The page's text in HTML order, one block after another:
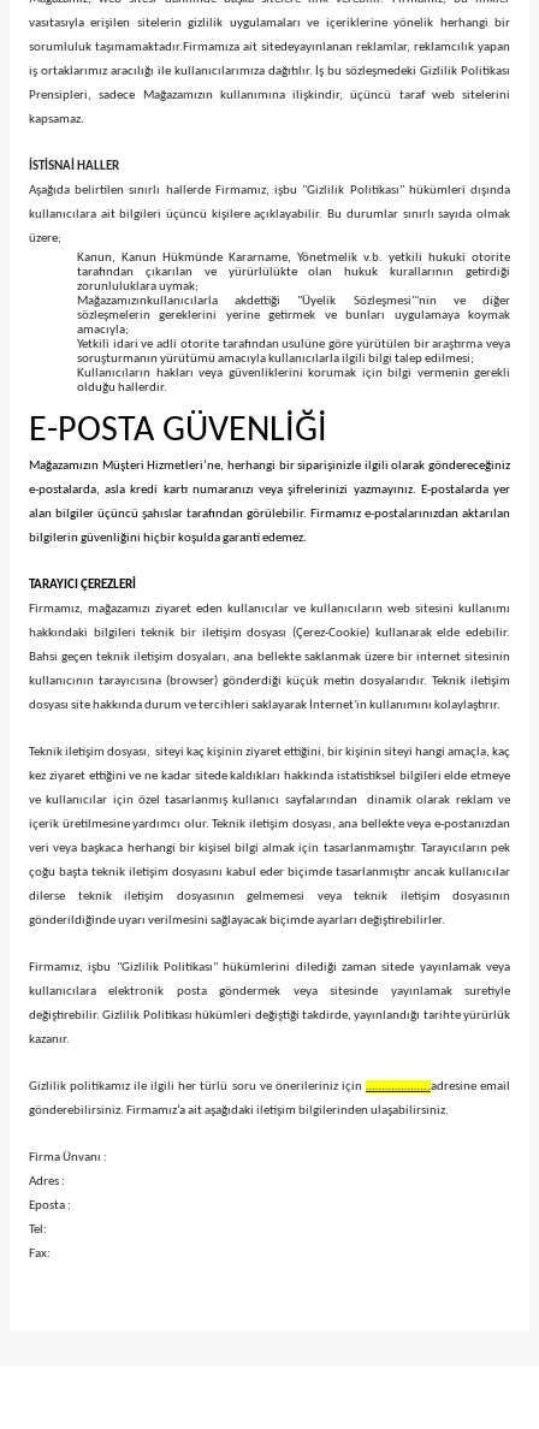
vasıtasıyla erişilen sitelerin gizlilik uygulamaları ve içeriklerine yönelik herhangi bir
sorumluluk taşımamaktadır.Firmamıza ait sitedeyayınlanan reklamlar, reklamcılık yapan
iş ortaklarımız aracılığı ile kullanıcılarımıza dağıtılır. İş bu sözleşmedeki Gizlilik Politikası
Prensipleri, sadece Mağazamızın kullanımına ilişkindir, üçüncü taraf web sitelerini
kapsamaz.
İSTİSNAİ HALLER
Aşağıda belirtilen sınırlı hallerde Firmamız, işbu "Gizlilik Politikası" hükümleri dışında
kullanıcılara ait bilgileri üçüncü kişilere açıklayabilir. Bu durumlar sınırlı sayıda olmak
üzere;
Kanun, Kanun Hükmünde Kararname, Yönetmelik v.b. yetkili hukuki otorite
tarafından çıkarılan ve yürürlülükte olan hukuk kurallarının getirdiği
zorunluluklara uymak;
Mağazamızınkullanıcılarla akdettiği "Üyelik Sözleşmesi"'nin ve diğer
sözleşmelerin gereklerini yerine getirmek ve bunları uygulamaya koymak
amacıyla;
Yetkili idari ve adli otorite tarafından usulüne göre yürütülen bir araştırma veya
soruşturmanın yürütümü amacıyla kullanıcılarla ilgili bilgi talep edilmesi;
Kullanıcıların hakları veya güvenliklerini korumak için bilgi vermenin gerekli
olduğu hallerdir.
E-POSTA GÜVENLİĞİ
Mağazamızın Müşteri Hizmetleri’ne, herhangi bir siparişinizle ilgili olarak göndereceğiniz
e-postalarda, asla kredi kartı numaranızı veya şifrelerinizi yazmayınız. E-postalarda yer
alan bilgiler üçüncü şahıslar tarafından görülebilir. Firmamız e-postalarınızdan aktarılan
bilgilerin güvenliğini hiçbir koşulda garanti edemez.
TARAYICI ÇEREZLERİ
Firmamız, mağazamızı ziyaret eden kullanıcılar ve kullanıcıların web sitesini kullanımı
hakkındaki bilgileri teknik bir iletişim dosyası (Çerez-Cookie) kullanarak elde edebilir.
Bahsi geçen teknik iletişim dosyaları, ana bellekte saklanmak üzere bir internet sitesinin
kullanıcının tarayıcısına (browser) gönderdiği küçük metin dosyalarıdır. Teknik iletişim
dosyası site hakkında durum ve tercihleri saklayarak İnternet'in kullanımını kolaylaştırır.
Teknik iletişim dosyası, siteyi kaç kişinin ziyaret ettiğini, bir kişinin siteyi hangi amaçla, kaç
kez ziyaret ettiğini ve ne kadar sitede kaldıkları hakkında istatistiksel bilgileri elde etmeye
ve kullanıcılar için özel tasarlanmış kullanıcı sayfalarından dinamik olarak reklam ve
içerik üretilmesine yardımcı olur. Teknik iletişim dosyası, ana bellekte veya e-postanızdan
veri veya başkaca herhangi bir kişisel bilgi almak için tasarlanmamıştır. Tarayıcıların pek
çoğu başta teknik iletişim dosyasını kabul eder biçimde tasarlanmıştır ancak kullanıcılar
dilerse teknik iletişim dosyasının gelmemesi veya teknik iletişim dosyasının
gönderildiğinde uyarı verilmesini sağlayacak biçimde ayarları değiştirebilirler.
Firmamız, işbu "Gizlilik Politikası" hükümlerini dilediği zaman sitede yayınlamak veya
kullanıcılara elektronik posta göndermek veya sitesinde yayınlamak suretiyle
değiştirebilir. Gizlilik Politikası hükümleri değiştiği takdirde, yayınlandığı tarihte yürürlük
kazanır.
Gizlilik politikamız ile ilgili her türlü soru ve önerileriniz için ………………..adresine email
gönderebilirsiniz. Firmamız’a ait aşağıdaki iletişim bilgilerinden ulaşabilirsiniz.
Firma Ünvanı :
Adres :
Eposta :
Tel:
Fax: